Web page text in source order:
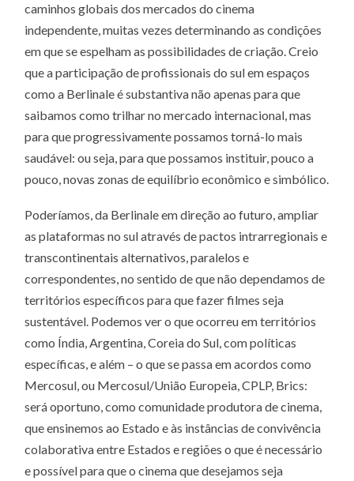
caminhos globais dos mercados do cinema
independente, muitas vezes determinando as condições
em que se espelham as possibilidades de criação. Creio
que a participação de profissionais do sul em espaços
como a Berlinale é substantiva não apenas para que
saibamos como trilhar no mercado internacional, mas
para que progressivamente possamos torná-lo mais
saudável: ou seja, para que possamos instituir, pouco a
pouco, novas zonas de equilíbrio econômico e simbólico.
Poderíamos, da Berlinale em direção ao futuro, ampliar
as plataformas no sul através de pactos intrarregionais e
transcontinentais alternativos, paralelos e
correspondentes, no sentido de que não dependamos de
territórios específicos para que fazer filmes seja
sustentável. Podemos ver o que ocorreu em territórios
como Índia, Argentina, Coreia do Sul, com políticas
específicas, e além – o que se passa em acordos como
Mercosul, ou Mercosul/União Europeia, CPLP, Brics:
será oportuno, como comunidade produtora de cinema,
que ensinemos ao Estado e às instâncias de convivência
colaborativa entre Estados e regiões o que é necessário
e possível para que o cinema que desejamos seja